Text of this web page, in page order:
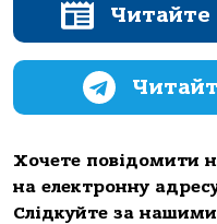
Читайте
Хочете повідомити
на електронну
Слідкуйте за